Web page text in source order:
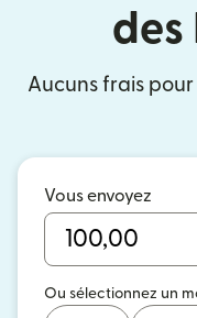
des
Aucuns frais
Vous envoyez
Ou sélectionnez un